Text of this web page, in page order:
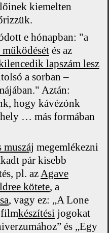
kiemelten
e hónapban: "a
és az
lapszám lesz
a sorban –
Aztán:
hogy kávézónk
… más formában
megemlékezni
pár kisebb
pl. azAgave
kötete, a
, vagy ez: „A Lone
filmkészítési jogokat
és „Egy